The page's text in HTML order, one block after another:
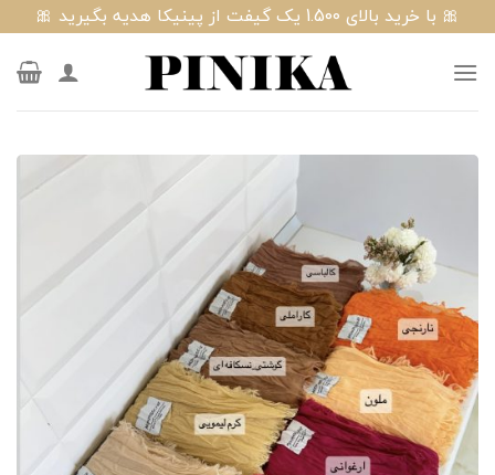
to
content
🎀 با خرید بالای 1.500 یک گیفت از پینیکا هدیه بگیرید 🎀